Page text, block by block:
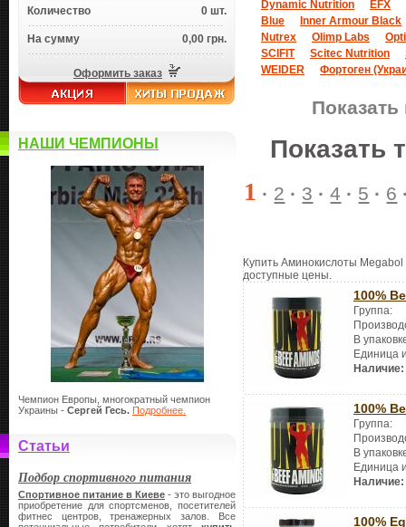
Количество 0 шт.
На сумму 0,00 грн.
Оформить заказ
НАШИ ЧЕМПИОНЫ
Чемпион Европы, многократный чемпион
Украины - Сергей Гесь. Подробнее.
Статьи
Подбор спортивного питания
Спортивное питание в Киеве - это выгодное
приобретение для спортсменов, посетителей
фитнес центров, тренажерных залов. Все
Dynamic Nutrition
EFX
Blue
Inner Armour Black
Nutrex
Olimp Labs
SCIFIT
Scitec Nutrition
WEIDER
Фортоген
Показать
1 · 2 · 3 ·4 · 5 · 6
Купить Аминокислоты Megabol
доступные цены.
100%
Группа:
В
Единица
Наличие:
100%
Группа:
В
Единица
Наличие:
100%